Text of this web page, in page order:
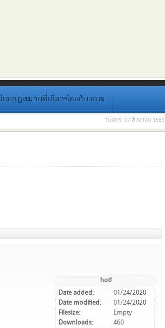
ยบกฎหมายที่เกี่ยวข้องกับ อบจ.
วันศุกร์, 07 สิงหาคม 1569
hot!
Date added:
01/24/2020
Date modified:
01/24/2020
Filesize:
Empty
Downloads:
460